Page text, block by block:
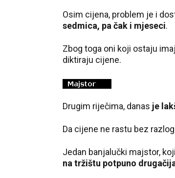
Osim cijena, problem je i
sedmica, pa čak i mjeseci.
Zbog toga oni koji ostaju
diktiraju cijene.
Drugim riječima, danas je
Da cijene ne rastu bez
Jedan banjalučki majstor,
na tržištu potpuno